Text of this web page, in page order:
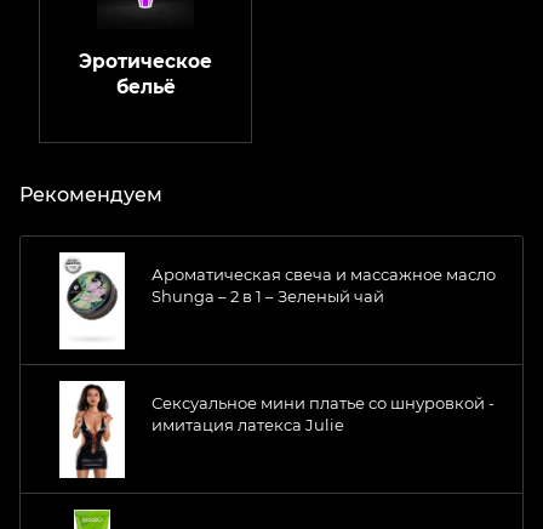
Эротическое
бельё
Рекомендуем
Ароматическая свеча и массажное масло
Shunga – 2 в 1 – Зеленый чай
Сексуальное мини платье со шнуровкой -
имитация латекса Julie